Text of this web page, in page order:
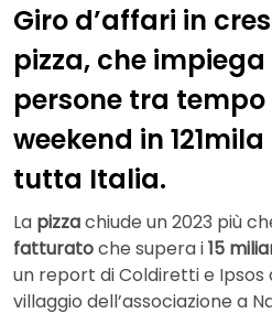
Giro d’affari in
pizza, che
persone tra tempo
weekend in
tutta Italia.
La pizzachiude un 2023 più
fatturatoche supera i15
un report di Coldiretti e Ipsos
villaggio dell’associazione a